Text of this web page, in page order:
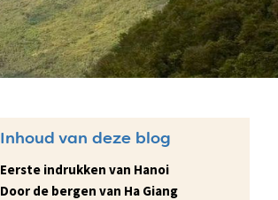
Inhoud van deze blog
Eerste indrukken van Hanoi
Door de bergen van Ha Giang